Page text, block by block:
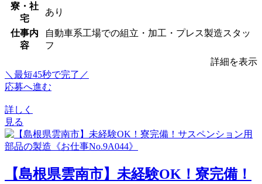
寮・社
宅
あり
仕事内
容
自動車系工場での組立・加工・プレス製造スタッ
フ
詳細を表示
＼最短45秒で完了／
応募へ進む
詳しく
見る
【島根県雲南市】未経験OK！寮完備！